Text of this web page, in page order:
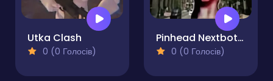
Utka Clash
0 (0 Голосів)
Pinhead Nextbots Shooter Action
0 (0 Голосів)